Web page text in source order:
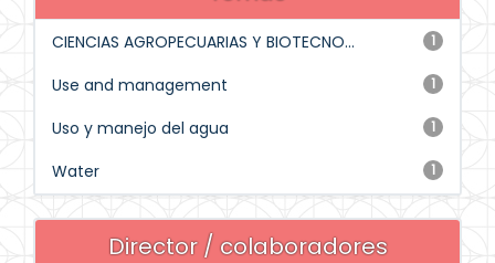
1
CIENCIAS AGROPECUARIAS Y BIOTECNO...
1
Use and management
1
Uso y manejo del agua
1
Water
Director / colaboradores